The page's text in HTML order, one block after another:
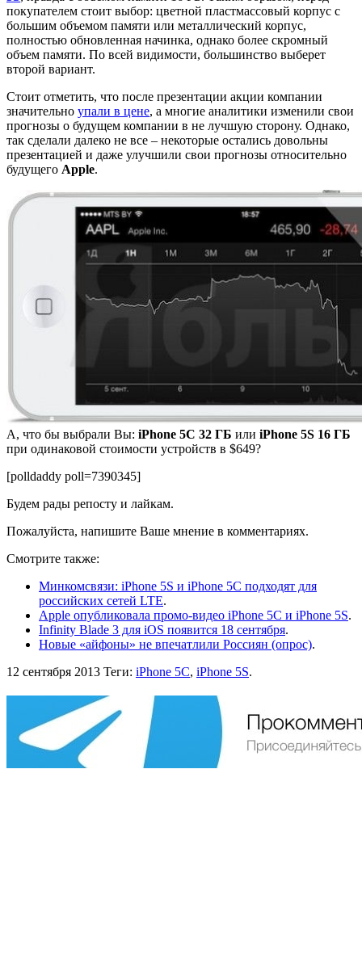
покупателем стоит выбор: цветной пластмассовый корпус с
большим объемом памяти или металлический корпус,
полностью обновленная начинка, однако более скромный
объем памяти. По всей видимости, большинство выберет
второй вариант.
Стоит отметить, что после презентации акции компании
значительно упали в цене, а многие аналитики изменили свои
прогнозы о будущем компании в не лучшую сторону. Однако,
так сделали далеко не все – некоторые остались довольны
презентацией и даже улучшили свои прогнозы относительно
будущего Apple.
А, что бы выбрали Вы: iPhone 5C 32 ГБ или iPhone 5S 16 ГБ
при одинаковой стоимости устройств в $649?
[polldaddy poll=7390345]
Будем рады репосту и лайкам.
Пожалуйста, напишите Ваше мнение в комментариях.
Смотрите также:
Минкомсвязи: iPhone 5S и iPhone 5C подходят для
российских сетей LTE.
Apple опубликовала промо-видео iPhone 5C и iPhone 5S.
Infinity Blade 3 для iOS появится 18 сентября.
Новые «айфоны» не впечатлили Россиян (опрос).
12 сентября 2013 Теги: iPhone 5C, iPhone 5S.